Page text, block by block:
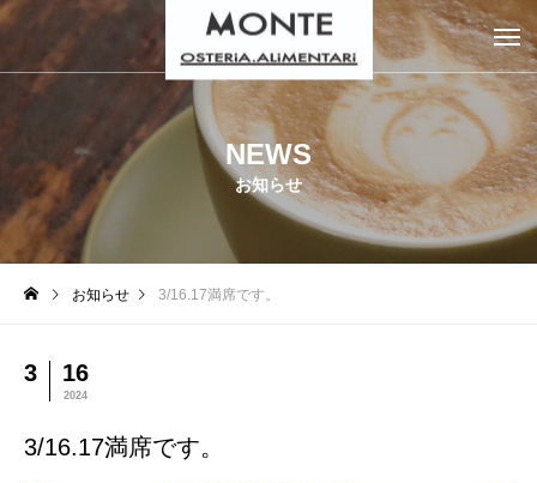
NEWS
お知らせ
お知らせ 3/16.17満席です。
3 16
2024
3/16.17満席です。